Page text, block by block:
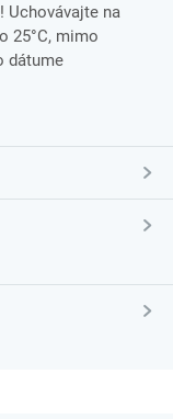
Uchovávajte na
25°C, mimo
dátume